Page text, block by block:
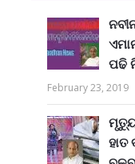
ପଢି
February 23, 2019
ହାତ